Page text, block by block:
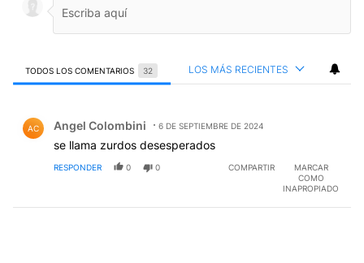
TODOS LOS COMENTARIOS 32 LOS MÁS RECIENTES
AC Angel Colombini 6 DE SEPTIEMBRE DE 2024
se llama zurdos desesperados
RESPONDER 0 0 COMPARTIR
MARCAR
COMO
INAPROPIADO